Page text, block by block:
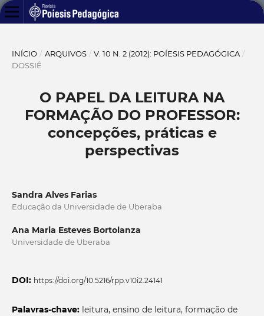
INÍCIO / ARQUIVOS / V. 10 N. 2 (2012): POÍESIS PEDAGÓGICA /
DOSSIÊ
O PAPEL DA LEITURA NA
FORMAÇÃO DO PROFESSOR:
concepções, práticas e
perspectivas
Sandra Alves Farias
Educação da Universidade de Uberaba
Ana Maria Esteves Bortolanza
Universidade de Uberaba
DOI: https://doi.org/10.5216/rpp.v10i2.24141
Palavras-chave: leitura, ensino de leitura, formação de